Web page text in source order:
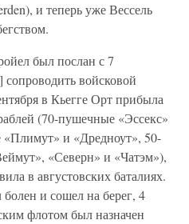
и теперь уже Вессель
был послан с 7
войсковой
в Кьегге Орт прибыла
(70-пушечные «Эссекс»
и «Дредноут», 50-
«Северн» и «Чатэм»),
в августовских баталиях.
и сошел на берег, 4
флотом был назначен